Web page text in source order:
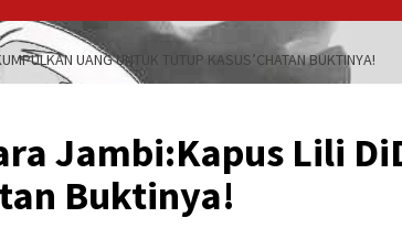
UANG UNTUK TUTUP KASUS’CHATAN BUKTINYA!
Jambi:Kapus Lili
Buktinya!